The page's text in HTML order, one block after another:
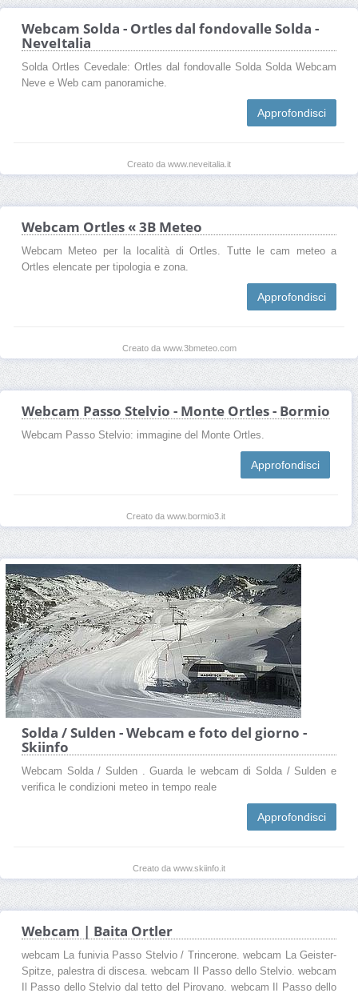
Webcam Solda - Ortles dal fondovalle Solda -
NeveItalia
Solda Ortles Cevedale: Ortles dal fondovalle Solda Solda Webcam
Neve e Web cam panoramiche.
Approfondisci
Creato da www.neveitalia.it
Webcam Ortles « 3B Meteo
Webcam Meteo per la località di Ortles. Tutte le cam meteo a
Ortles elencate per tipologia e zona.
Approfondisci
Creato da www.3bmeteo.com
Webcam Passo Stelvio - Monte Ortles - Bormio
Webcam Passo Stelvio: immagine del Monte Ortles.
Approfondisci
Creato da www.bormio3.it
Solda / Sulden - Webcam e foto del giorno -
Skiinfo
Webcam Solda / Sulden . Guarda le webcam di Solda / Sulden e
verifica le condizioni meteo in tempo reale
Approfondisci
Creato da www.skiinfo.it
Webcam | Baita Ortler
webcam La funivia Passo Stelvio / Trincerone. webcam La Geister-
Spitze, palestra di discesa. webcam Il Passo dello Stelvio. webcam
Il Passo dello Stelvio dal tetto del Pirovano. webcam Il Passo dello